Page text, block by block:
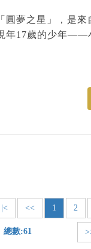
圓夢之星」，是來
年17歲的少年——
|< << 1 2
總數:61